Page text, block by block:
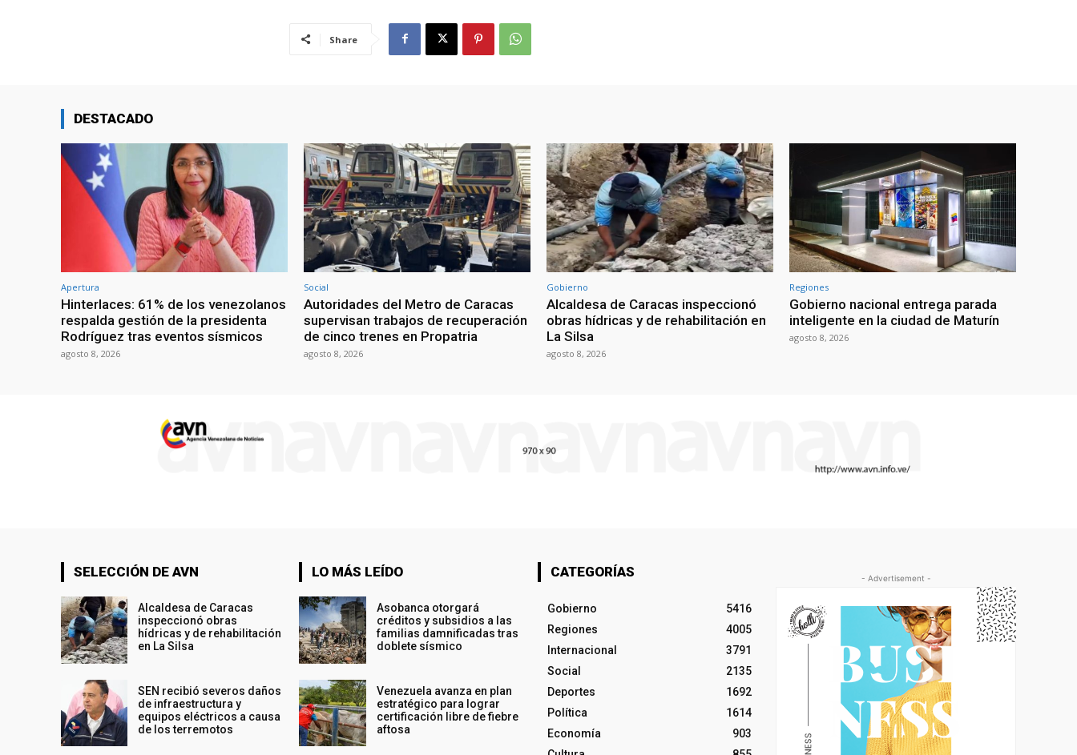
Share
DESTACADO
Apertura
Hinterlaces: 61% de los venezolanos
respalda gestión de la presidenta
Rodríguez tras eventos sísmicos
agosto 8, 2026
Social
Autoridades del Metro de Caracas
supervisan trabajos de recuperación
de cinco trenes en Propatria
agosto 8, 2026
Gobierno
Alcaldesa de Caracas inspeccionó
obras hídricas y de rehabilitación en
La Silsa
agosto 8, 2026
Regiones
Gobierno nacional entrega parada
inteligente en la ciudad de Maturín
agosto 8, 2026
SELECCIÓN DE AVN
Alcaldesa de Caracas
inspeccionó obras
hídricas y de rehabilitación
en La Silsa
SEN recibió severos daños
de infraestructura y
equipos eléctricos a causa
de los terremotos
LO MÁS LEÍDO
Asobanca otorgará
créditos y subsidios a las
familias damnificadas tras
doblete sísmico
Venezuela avanza en plan
estratégico para lograr
certificación libre de fiebre
aftosa
CATEGORÍAS
Gobierno
5416
Regiones
4005
Internacional
3791
Social
2135
Deportes
1692
Política
1614
Economía
903
- Advertisement -